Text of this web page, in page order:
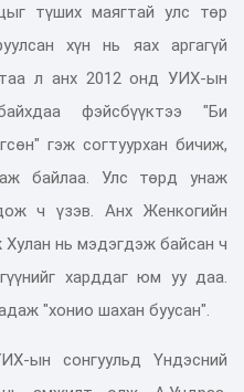
түших маягтай улс төр
хүн нь яах аргагүй
л анх 2012 онд УИХ-ын
фэйсбүүктээ "Би
гэж согтуурхан бичиж,
байлаа. Улс төрд унаж
ч үзэв. Анх Женкогийн
Хулан нь мэдэгдэж байсан ч
харддаг юм уу даа.
"хонио шахан буусан".
ын сонгуульд Үндэсний